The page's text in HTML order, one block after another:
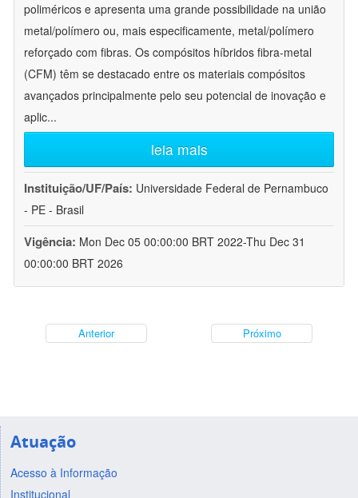
poliméricos e apresenta uma grande possibilidade na união
metal/polímero ou, mais especificamente, metal/polímero
reforçado com fibras. Os compósitos híbridos fibra-metal
(CFM) têm se destacado entre os materiais compósitos
avançados principalmente pelo seu potencial de inovação e
aplic...
leia mais
Instituição/UF/País: Universidade Federal de Pernambuco
- PE - Brasil
Vigência: Mon Dec 05 00:00:00 BRT 2022-Thu Dec 31
00:00:00 BRT 2026
Anterior Próximo
Atuação
Acesso à Informação
Institucional